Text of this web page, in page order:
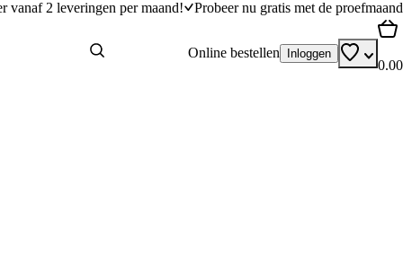
vanaf 2 leveringen per maand! Probeer nu gratis met de proefmaand
Online bestellen Inloggen
0.00